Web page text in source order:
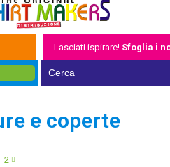
Lasciati ispirare! Sfoglia i
e coperte
2